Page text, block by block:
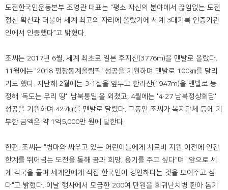
도전한국인운동본부 조영관 대표는 “평소 자신의 분야에서 끊임없는 도전
정신 확산과 더불어 세계 최고의 자리에 올랐기에 세계 3대기록 인증기관
인에서 인증했다”고 밝혔다.
조씨는 2017년 6월, 세계 최초로 일본 후지산(3776m)을 맨발로 올랐다.
11월에는 '2018 평창동계올림픽' 성공을 기원하며 맨발로 100㎞를 달리
기도 했다. 지난해 2월에는 3·1절을 앞두고 한라산(1947m)을 맨발로 등
정해 '독도는 우리 땅' '남북통일'을 외쳤고, 4월에는 '4·27 남북정상회담'
성공을 기원하며 427㎞를 맨발로 달렸다. 그동안 조씨가 복지단체 등에 기
부한 금액은 약 1억5,000만 원에 달한다.
한편, 조씨는 "병마와 싸우고 있는 어린이들에게 치료비 지원 이전에 인간
한계를 뛰어넘는 도전을 통해 꿈과 희망, 용기를 주고 싶다"며 "앞으로 세
계 각국을 돌며 세계인에게 직접 한국인이 강인하다는 것을 보여주고 싶
다"고 밝혔다. 이날 행사에서 모금한 200여 만원을 희귀난치병 환아 돕기